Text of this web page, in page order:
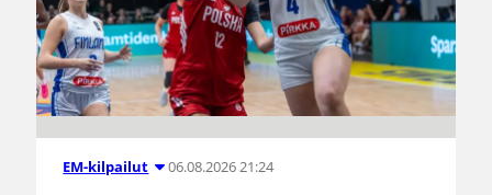
EM-kilpailut 06.08.2026 21:24